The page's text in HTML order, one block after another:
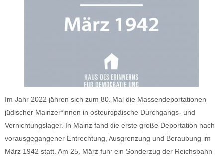
Im Jahr 2022 jähren sich zum 80. Mal die Massendeportationen
jüdischer Mainzer*innen in osteuropäische Durchgangs- und
Vernichtungslager. In Mainz fand die erste große Deportation nach
vorausgegangener Entrechtung, Ausgrenzung und Beraubung im
März 1942 statt. Am 25. März fuhr ein Sonderzug der Reichsbahn